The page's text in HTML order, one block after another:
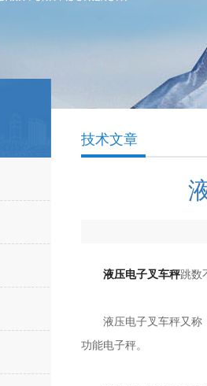
技术文章
液压电子叉车秤跳数
液压电子叉车秤又称：
功能电子秤。